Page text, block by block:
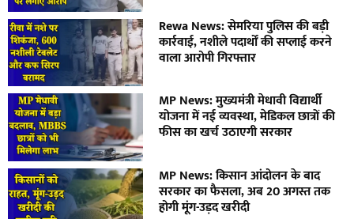
Rewa News: सेमरिया पुलिस की बड़ी
कार्रवाई, नशीले पदार्थों की सप्लाई करने
वाला आरोपी गिरफ्तार
MP News: मुख्यमंत्री मेधावी विद्यार्थी
योजना में नई व्यवस्था, मेडिकल छात्रों की
फीस का खर्च उठाएगी सरकार
MP News: किसान आंदोलन के बाद
सरकार का फैसला, अब 20 अगस्त तक
होगी मूंग-उड़द खरीदी